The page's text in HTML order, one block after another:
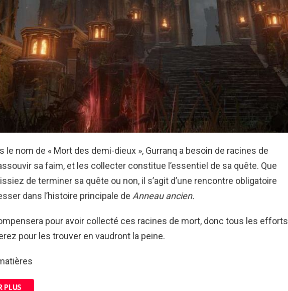
le nom de « Mort des demi-dieux », Gurranq a besoin de racines de
sa faim, et les collecter constitue l’essentiel de sa quête. Que
de terminer sa quête ou non, il s’agit d’une rencontre obligatoire
dans l’histoire principale de Anneau ancien.
pour avoir collecté ces racines de mort, donc tous les efforts
pour les trouver en vaudront la peine.
PLUS